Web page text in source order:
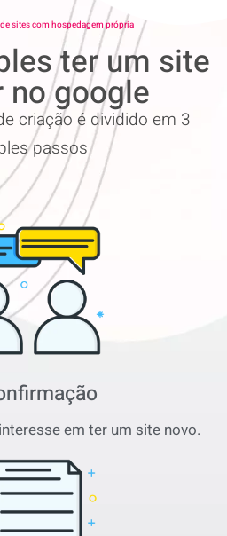
sites com hospedagem própria
ter um site
no google
criação é dividido em 3
passos
em ter um site novo.